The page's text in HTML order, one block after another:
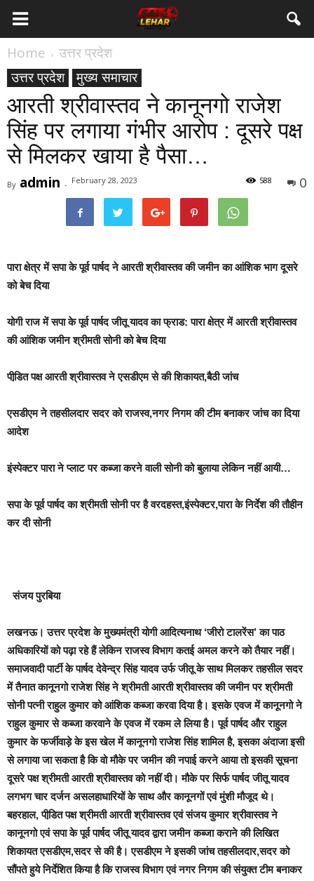
Home
उत्तर प्रदेश
उत्तर प्रदेश
मुख्य समाचार
आरती श्रीवास्तव ने कानूनगो राजेश
सिंह पर लगाया गंभीर आरोप : दूसरे पक्ष
से मिलकर खाया है पैसा…
By admin - February 28, 2023 0
588
पारा क्षेत्र में सपा के पूर्व पार्षद ने आरती श्रीवास्तव की जमीन का आंशिक भाग दूसरे
को बेच दिया
योगी राज में सपा के पूर्व पार्षद जीतू यादव का फ्राड: पारा क्षेत्र में आरती श्रीवास्तव
की आंशिक जमीन श्रीमती सोनी को बेच दिया
पीडि़त पक्ष आरती श्रीवास्तव ने एसडीएम से की शिकायत,बैठी जांच
एसडीएम ने तहसीलदार सदर को राजस्व,नगर निगम की टीम बनाकर जांच का दिया
आदेश
इंस्पेक्टर पारा ने प्लाट पर कब्जा करने वाली सोनी को बुलाया लेकिन नहीं आयी…
सपा के पूर्व पार्षद का श्रीमती सोनी पर है वरदहस्त,इंस्पेक्टर,पारा के निर्देश की तौहीन
कर दी सोनी
संजय पुरबिया
लखनऊ। उत्तर प्रदेश के मुख्यमंत्री योगी आदित्यनाथ ‘जीरो टालरेंस’का पाठ
अधिकारियों को पढ़ा रहे हैं लेकिनराजस्व विभागकतई अमल करने को तैयार नहीं।
समाजवादी पार्टी के पार्षद देवेन्द्र सिंह यादव उर्फ जीतू के साथ मिलकर तहसील सदर
में तैनात कानूनगो राजेश सिंह ने श्रीमती आरती श्रीवास्तव की जमीन पर श्रीमती
सोनी पत्नी राहुल कुमार को आंशिक कब्जा करवा दिया है। इसके एवज में कानूनगो ने
राहुल कुमार से कब्जा करवाने के एवज में रकम ले लिया है। पूर्व पार्षद और राहुल
कुमार के फर्जीवाड़े के इस खेल में कानूनगो राजेश सिंह शामिल है, इसका अंदाजा इसी
से लगाया जा सकता है कि वो मौके पर जमीन की नपाई करने आया तो इसकी सूचना
दूसरे पक्ष श्रीमती आरती श्रीवास्तव को नहीं दी। मौके पर सिर्फ पार्षद जीतू यादव
लगभग चार दर्जन असलहाधारियों के साथ और कानूनगों एवं मुंशी मौजूद थे।
बहरहाल, पीडि़त पक्ष श्रीमती आरती श्रीवास्तव एवं संजय कुमार श्रीवास्तव ने
कानूनगो एवं सपा के पूर्व पार्षद जीतू यादव द्वारा जमीन कब्जा कराने की लिखित
शिकायत एसडीएम,सदर से की है। एसडीएम ने इसकी जांच तहसीलदार,सदर को
सौंपते हुये निर्देशित किया है कि राजस्व विभाग एवं नगर निगम की संयुक्त टीम बनाकर